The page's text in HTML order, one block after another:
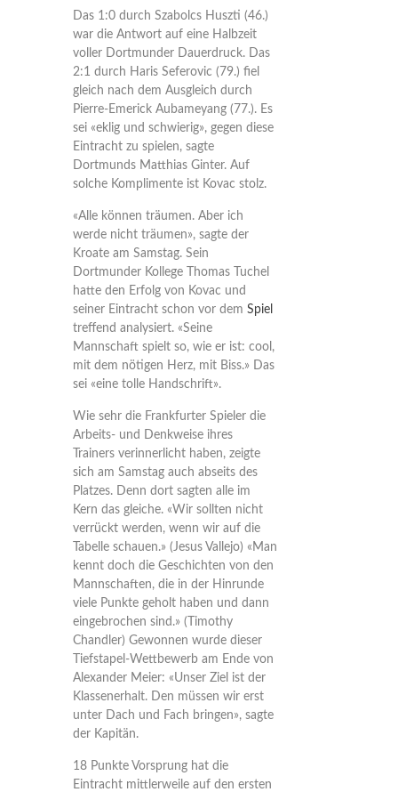
Das 1:0 durch Szabolcs Huszti (46.)
war die Antwort auf eine Halbzeit
voller Dortmunder Dauerdruck. Das
2:1 durch Haris Seferovic (79.) fiel
gleich nach dem Ausgleich durch
Pierre-Emerick Aubameyang (77.). Es
sei «eklig und schwierig», gegen diese
Eintracht zu spielen, sagte
Dortmunds Matthias Ginter. Auf
solche Komplimente ist Kovac stolz.
«Alle können träumen. Aber ich
werde nicht träumen», sagte der
Kroate am Samstag. Sein
Dortmunder Kollege Thomas Tuchel
hatte den Erfolg von Kovac und
seiner Eintracht schon vor dem Spiel
treffend analysiert. «Seine
Mannschaft spielt so, wie er ist: cool,
mit dem nötigen Herz, mit Biss.» Das
sei «eine tolle Handschrift».
Wie sehr die Frankfurter Spieler die
Arbeits- und Denkweise ihres
Trainers verinnerlicht haben, zeigte
sich am Samstag auch abseits des
Platzes. Denn dort sagten alle im
Kern das gleiche. «Wir sollten nicht
verrückt werden, wenn wir auf die
Tabelle schauen.» (Jesus Vallejo) «Man
kennt doch die Geschichten von den
Mannschaften, die in der Hinrunde
viele Punkte geholt haben und dann
eingebrochen sind.» (Timothy
Chandler) Gewonnen wurde dieser
Tiefstapel-Wettbewerb am Ende von
Alexander Meier: «Unser Ziel ist der
Klassenerhalt. Den müssen wir erst
unter Dach und Fach bringen», sagte
der Kapitän.
18 Punkte Vorsprung hat die
Eintracht mittlerweile auf den ersten